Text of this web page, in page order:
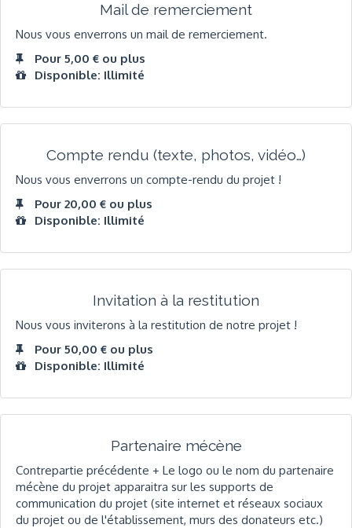
Mail de remerciement
Nous vous enverrons un mail de remerciement.
Pour 5,00 € ou plus
Disponible: Illimité
Compte rendu (texte, photos, vidéo…)
Nous vous enverrons un compte-rendu du projet !
Pour 20,00 € ou plus
Disponible: Illimité
Invitation à la restitution
Nous vous inviterons à la restitution de notre projet !
Pour 50,00 € ou plus
Disponible: Illimité
Partenaire mécène
Contrepartie précédente + Le logo ou le nom du partenaire
mécène du projet apparaitra sur les supports de
communication du projet (site internet et réseaux sociaux
du projet ou de l'établissement, murs des donateurs etc.)